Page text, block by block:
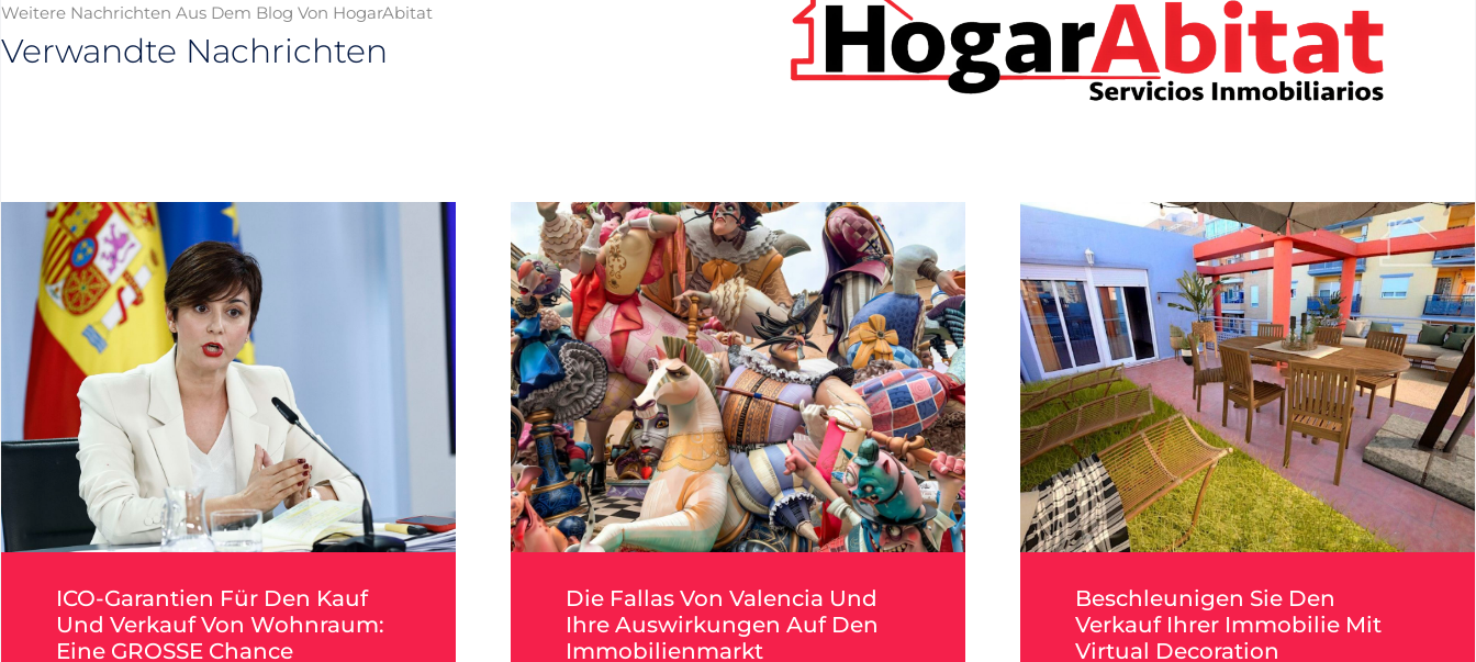
Weitere Nachrichten Aus Dem Blog Von HogarAbitat
Verwandte Nachrichten
ICO-Garantien Für Den Kauf
Und Verkauf Von Wohnraum:
Eine GROSSE Chance
Die Fallas Von Valencia Und
Ihre Auswirkungen Auf Den
Immobilienmarkt
Beschleunigen Sie Den
Verkauf Ihrer Immobilie Mit
Virtual Decoration